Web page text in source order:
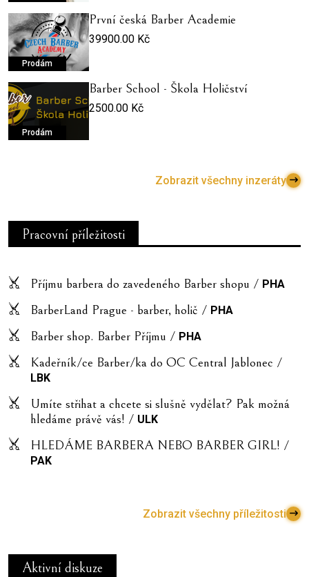
Prodám
První česká Barber Academie
39900.00 Kč
Prodám
Barber School - Škola Holičství
2500.00 Kč
Zobrazit všechny inzeráty
Pracovní příležitosti
Příjmu barbera do zavedeného Barber shopu / PHA
BarberLand Prague - barber, holič / PHA
Barber shop. Barber Příjmu / PHA
Kadeřník/ce Barber/ka do OC Central Jablonec /
LBK
Umíte střihat a chcete si slušně vydělat? Pak možná
hledáme právě vás! / ULK
HLEDÁME BARBERA NEBO BARBER GIRL! /
PAK
Zobrazit všechny příležitosti
Aktivní diskuze